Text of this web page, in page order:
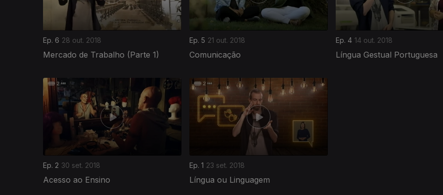
Ep. 6 28 out. 2018
Mercado de Trabalho (Parte 1)
Ep. 5 21 out. 2018
Comunicação
Ep. 4 14 out. 2018
Língua Gestual Portuguesa
Ep. 2 30 set. 2018
Acesso ao Ensino
Ep. 1 23 set. 2018
Língua ou Linguagem
369689